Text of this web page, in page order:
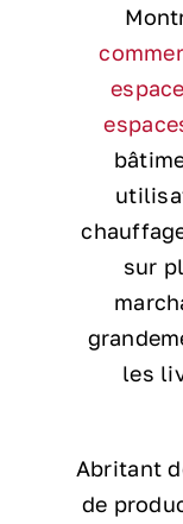
sur
les
Abritant
de